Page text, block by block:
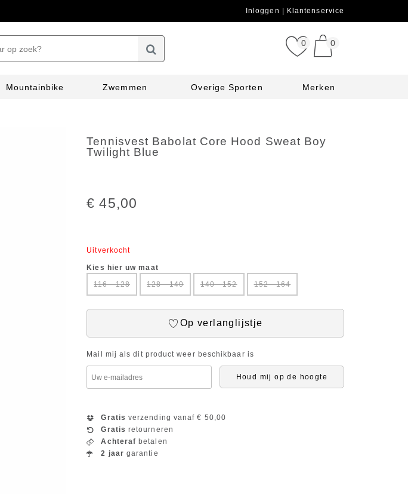
Inloggen Klantenservice
0 0
Mountainbike Zwemmen Overige Sporten Merken
Tennisvest Babolat Core Hood Sweat Boy
Twilight Blue
€ 45,00
Uitverkocht
Kies hier uw maat
116 - 128
128 - 140 140 - 152 152 - 164
Op verlanglijstje
Mail mij als dit product weer beschikbaar is
Houd mij op de hoogte
Gratis verzending vanaf € 50,00
Gratis retourneren
Achteraf betalen
2 jaar garantie